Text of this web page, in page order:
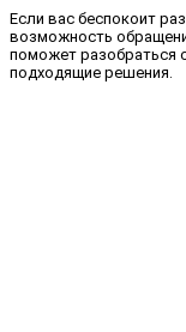
Если вас беспокоит
возможность
поможет разобраться
подходящие решения.